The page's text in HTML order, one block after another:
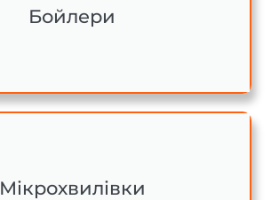
Бойлери
Мікрохвилівки